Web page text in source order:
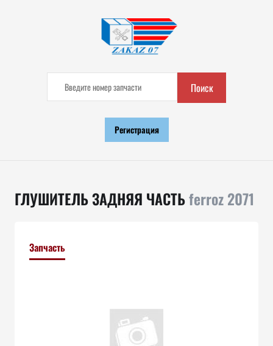
Поиск
Регистрация
ГЛУШИТЕЛЬ ЗАДНЯЯ ЧАСТЬferroz 2071
Запчасть